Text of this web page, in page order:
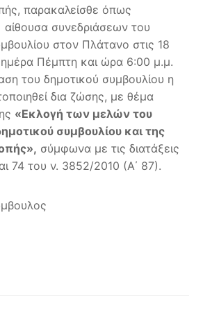
παρακαλείσθε όπως
συνεδριάσεων του
στον Πλάτανο στις 18
ημέρα Πέμπτη και ώρα 6:00 μ.μ.
του δημοτικού συμβουλίου η
δια ζώσης, με θέμα
«Εκλογή των μελών του
συμβουλίου και της
σύμφωνα με τις διατάξεις
74 του ν. 3852/2010 (Α΄ 87).